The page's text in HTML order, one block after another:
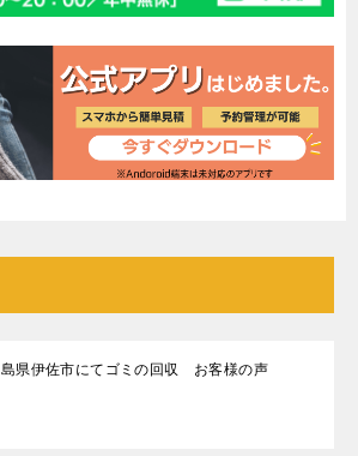
島県伊佐市にてゴミの回収 お客様の声